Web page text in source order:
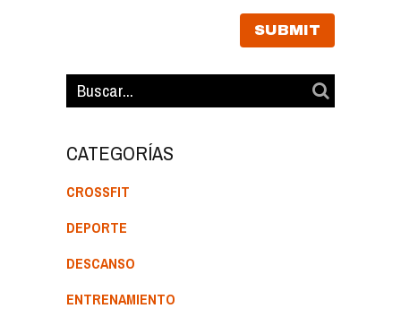
CATEGORÍAS
CROSSFIT
DEPORTE
DESCANSO
ENTRENAMIENTO